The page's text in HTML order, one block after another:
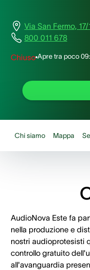
Via San Fermo,
800 011 678
Chiuso Apre tra poco
Chi siamo Mappa
AudioNova Este fa
nella produzione e
nostri audioprotesisti
controllo gratuito
all'avanguardia